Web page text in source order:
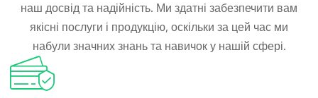
наш досвід та надійність. Ми здатні забезпечити вам
якісні послуги і продукцію, оскільки за цей час ми
набули значних знань та навичок у нашій сфері.